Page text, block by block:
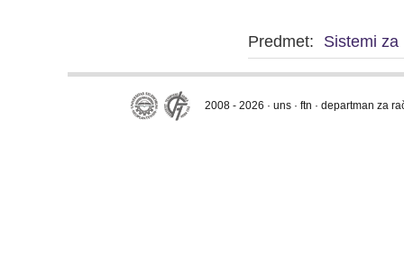
Predmet: Sistemi za
2008 - 2026 · uns · ftn · departman za